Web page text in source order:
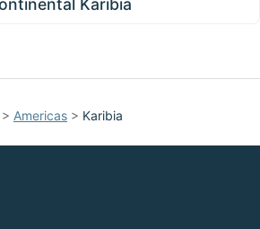
Karibia
> Americas > Karibia